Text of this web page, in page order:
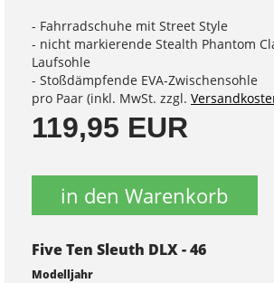
- Fahrradschuhe mit Street Style
- nicht markierende Stealth Phantom
Laufsohle
- Stoßdämpfende EVA-Zwischensohle
pro Paar (inkl. MwSt. zzgl.
119,95 EUR
in den Warenkorb
Five Ten Sleuth DLX - 46
Modelljahr